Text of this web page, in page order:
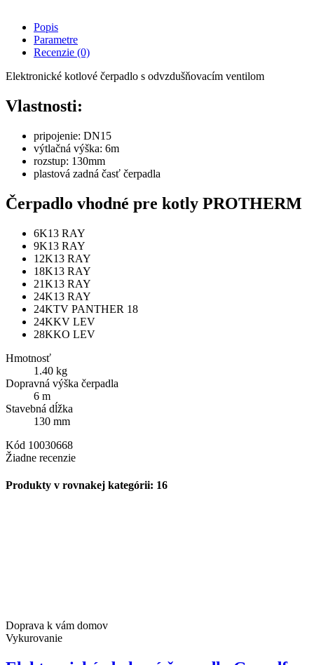
Popis
Parametre
Recenzie (0)
Elektronické kotlové čerpadlo s odvzdušňovacím ventilom
Vlastnosti:
pripojenie: DN15
výtlačná výška: 6m
rozstup: 130mm
plastová zadná časť čerpadla
Čerpadlo vhodné pre kotly PROTHERM
6K13 RAY
9K13 RAY
12K13 RAY
18K13 RAY
21K13 RAY
24K13 RAY
24KTV PANTHER 18
24KKV LEV
28KKO LEV
Hmotnosť
1.40 kg
Dopravná výška čerpadla
6 m
Stavebná dĺžka
130 mm
Kód 10030668
Žiadne recenzie
Produkty v rovnakej kategórii: 16
Doprava k vám domov
Vykurovanie